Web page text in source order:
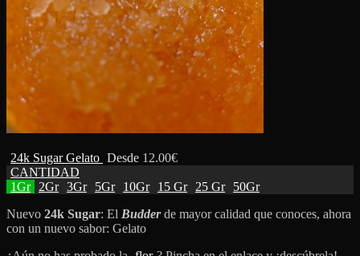
24k Sugar Gelato Desde 12.00€
CANTIDAD
1Gr
2Gr 3Gr 5Gr 10Gr 15 Gr 25 Gr
50Gr
Nuevo 24k Sugar: El Budderde mayor calidad que conoces, ahora
con un nuevo sabor: Gelato